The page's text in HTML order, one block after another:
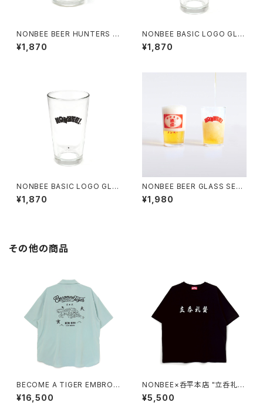
NONBEE BEER HUNTERS G
LASS black
¥1,870
NONBEE BASIC LOGO GLA
SS red
¥1,870
NONBEE BASIC LOGO GLA
SS black
¥1,870
NONBEE BEER GLASS SET
(okaeri/nonbee)
¥1,980
その他の商品
BECOME A TIGER EMBROI
DERED HALFSLEEVE SHIRT
S light-blue
¥16,500
NONBEE×呑平本店 "立呑礼
賛" TEE black/white
¥5,500